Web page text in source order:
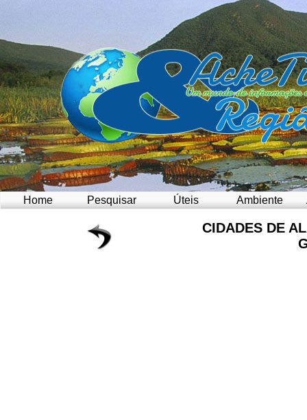
Home Pesquisar Úteis Ambiente
CIDADES DE